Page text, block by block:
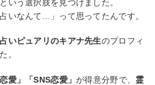
という選択肢を見つけました。
いなんて…」って思ってたんです。
いピュアリのキアナ先生のプロフィ
。
愛」「SNS恋愛」が得意分野で、 霊